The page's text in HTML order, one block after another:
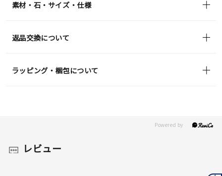
素材・石・サイズ・仕様
返品交換について
ラッピング・梱包について
レビュー